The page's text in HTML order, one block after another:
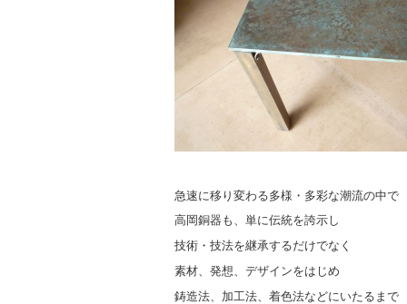
急速に移り変わる多様・多彩な潮流の中で
高岡銅器も、単に伝統を誇示し
技術・技法を継承するだけでなく
素材、発想、デザインをはじめ
鋳造法、加工法、着色法などにいたるまで